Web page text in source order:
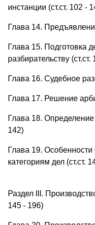
инстанции (ст.ст. 102 -
Глава 14.
Глава 15. Подготовка
разбирательству (ст.ст.
Глава 16. Судебное
Глава 17. Решение
Глава 18. Определение
142)
Глава 19.
категориям дел (ст.ст.
Раздел III.
145 - 196)